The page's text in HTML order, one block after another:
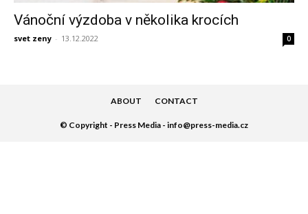
Vánoční výzdoba v několika krocích
svet zeny - 13.12.2022 0
ABOUT CONTACT
© Copyright - Press Media - info@press-media.cz